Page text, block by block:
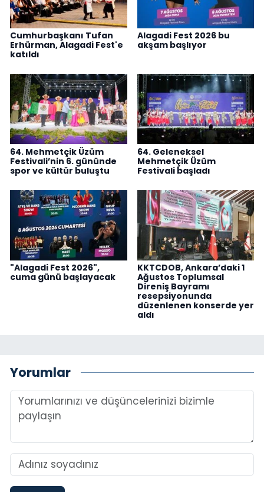
Cumhurbaşkanı Tufan
Erhürman, Alagadi Fest'e
katıldı
Alagadi Fest 2026 bu
akşam başlıyor
64. Mehmetçik Üzüm
Festivali’nin 6. gününde
spor ve kültür buluştu
64. Geleneksel
Mehmetçik Üzüm
Festivali başladı
"Alagadi Fest 2026",
cuma günü başlayacak
KKTCDOB, Ankara’daki 1
Ağustos Toplumsal
Direniş Bayramı
resepsiyonunda
düzenlenen konserde yer
aldı
Yorumlar